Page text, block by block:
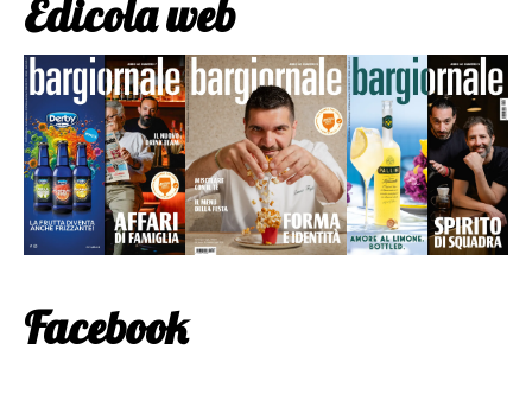
Edicola web
Facebook